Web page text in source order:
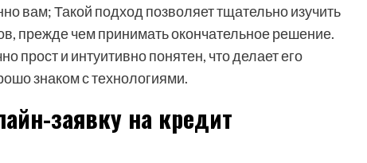
вам; Такой подход позволяет тщательно изучить
прежде чем принимать окончательное решение.
прост и интуитивно понятен, что делает его
знаком с технологиями.
заявку на кредит